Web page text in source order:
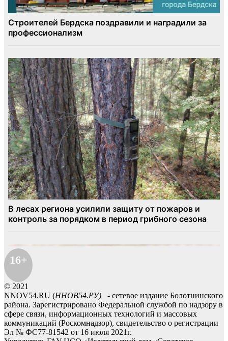
16+
© 2021
NNOV54.RU (ННОВ54.РУ) - сетевое издание Болотнинского
района. Зарегистрировано Федеральной службой по надзору в
сфере связи, информационных технологий и массовых
коммуникаций (Роскомнадзор), свидетельство о регистрации
Эл № ФС77-81542 от 16 июля 2021г.